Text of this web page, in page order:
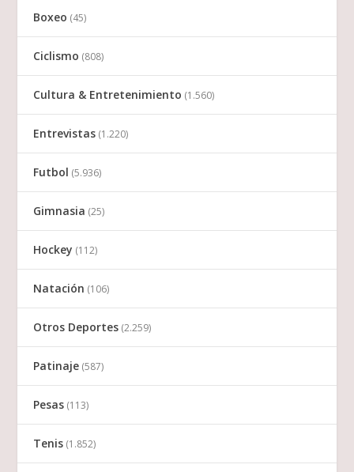
Boxeo (45)
Ciclismo (808)
Cultura & Entretenimiento (1.560)
Entrevistas (1.220)
Futbol (5.936)
Gimnasia (25)
Hockey (112)
Natación (106)
Otros Deportes (2.259)
Patinaje (587)
Pesas (113)
Tenis (1.852)